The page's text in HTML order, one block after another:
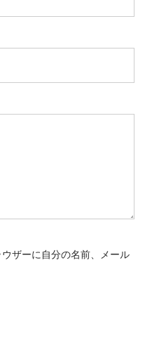
ザーに自分の名前、メール